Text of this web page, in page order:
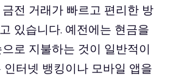
전 거래가 빠르고 편리한 방
있습니다. 예전에는 현금을
로 지불하는 것이 일반적이
인터넷 뱅킹이나 모바일 앱을